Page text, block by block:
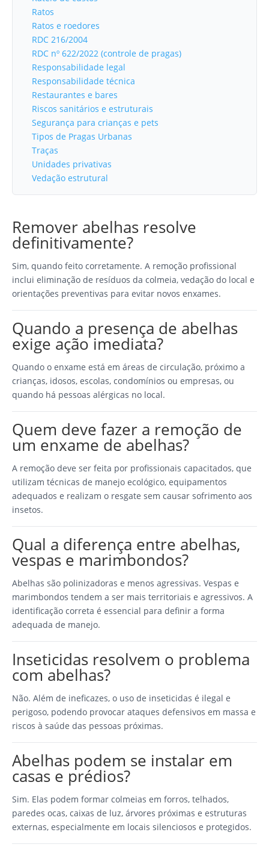
Ratos
Ratos e roedores
RDC 216/2004
RDC nº 622/2022 (controle de pragas)
Responsabilidade legal
Responsabilidade técnica
Restaurantes e bares
Riscos sanitários e estruturais
Segurança para crianças e pets
Tipos de Pragas Urbanas
Traças
Unidades privativas
Vedação estrutural
Remover abelhas resolve
definitivamente?
Sim, quando feito corretamente. A remoção profissional
inclui eliminação de resíduos da colmeia, vedação do local e
orientações preventivas para evitar novos enxames.
Quando a presença de abelhas
exige ação imediata?
Quando o enxame está em áreas de circulação, próximo a
crianças, idosos, escolas, condomínios ou empresas, ou
quando há pessoas alérgicas no local.
Quem deve fazer a remoção de
um enxame de abelhas?
A remoção deve ser feita por profissionais capacitados, que
utilizam técnicas de manejo ecológico, equipamentos
adequados e realizam o resgate sem causar sofrimento aos
insetos.
Qual a diferença entre abelhas,
vespas e marimbondos?
Abelhas são polinizadoras e menos agressivas. Vespas e
marimbondos tendem a ser mais territoriais e agressivos. A
identificação correta é essencial para definir a forma
adequada de manejo.
Inseticidas resolvem o problema
com abelhas?
Não. Além de ineficazes, o uso de inseticidas é ilegal e
perigoso, podendo provocar ataques defensivos em massa e
riscos à saúde das pessoas próximas.
Abelhas podem se instalar em
casas e prédios?
Sim. Elas podem formar colmeias em forros, telhados,
paredes ocas, caixas de luz, árvores próximas e estruturas
externas, especialmente em locais silenciosos e protegidos.